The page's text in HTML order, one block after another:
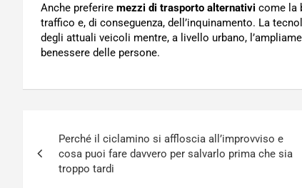
Anche preferire mezzi di trasporto alternativi come la
traffico e, di conseguenza, dell’inquinamento. La
degli attuali veicoli mentre, a livello urbano,
benessere delle persone.
articoli
Perché il ciclamino si affloscia all’improvviso e
cosa puoi fare davvero per salvarlo prima che sia
troppo tardi